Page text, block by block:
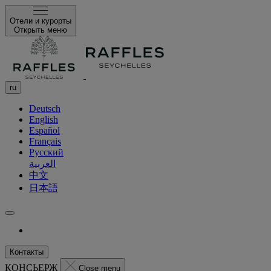
Отели и курорты
Открыть меню
ru
Deutsch
English
Español
Français
Русский
العربية
中文
日本語
Контакты
КОНСЬЕРЖ Close menu